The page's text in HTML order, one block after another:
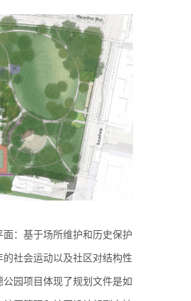
：基于场所维护和历史保护
社会运动以及社区对结构性
园项目体现了规划文件是如